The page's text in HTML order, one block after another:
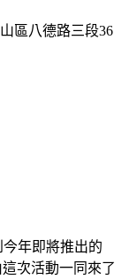
區八德路三段36
今年即將推出的
次活動一同來了